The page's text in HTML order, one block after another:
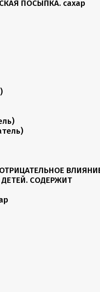
ПОСЫПКА. сахар
СОДЕРЖИТ